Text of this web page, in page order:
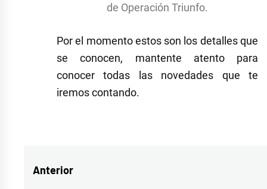
de Operación Triunfo.
Por el momento estos son los detalles que
se conocen, mantente atento para
conocer todas las novedades que te
iremos contando.
Triunfo
Navegación
Anterior